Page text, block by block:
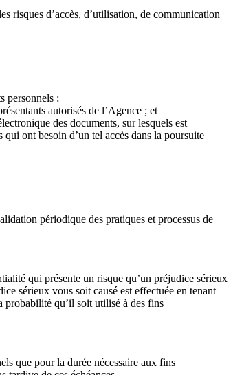
risques d’accès, d’utilisation, de communication
personnels ;
autorisés de l’Agence ; et
des documents, sur lesquels est
ont besoin d’un tel accès dans la poursuite
périodique des pratiques et processus de
qui présente un risque qu’un préjudice sérieux
sérieux vous soit causé est effectuée en tenant
probabilité qu’il soit utilisé à des fins
que pour la durée nécessaire aux fins